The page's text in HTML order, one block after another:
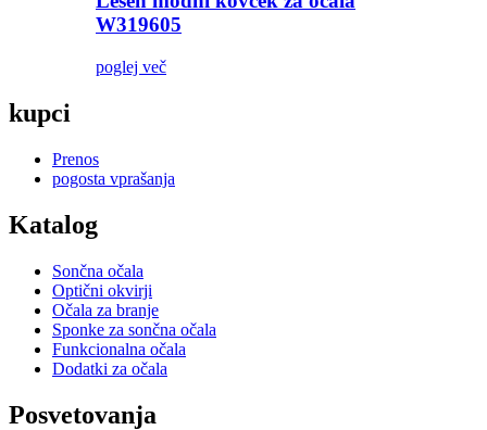
W319605
poglej več
kupci
Prenos
pogosta vprašanja
Katalog
Sončna očala
Optični okvirji
Očala za branje
Sponke za sončna očala
Funkcionalna očala
Dodatki za očala
Posvetovanja